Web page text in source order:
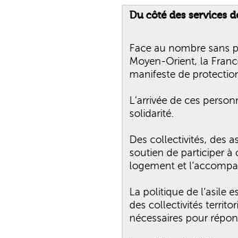
Du côté des services
Face au nombre sans
Moyen-Orient, la
manifeste de
L’arrivée de ces
solidarité.
Des collectivités, des
soutien de participer à
logement et
La politique de l’asile
des collectivités
nécessaires pour